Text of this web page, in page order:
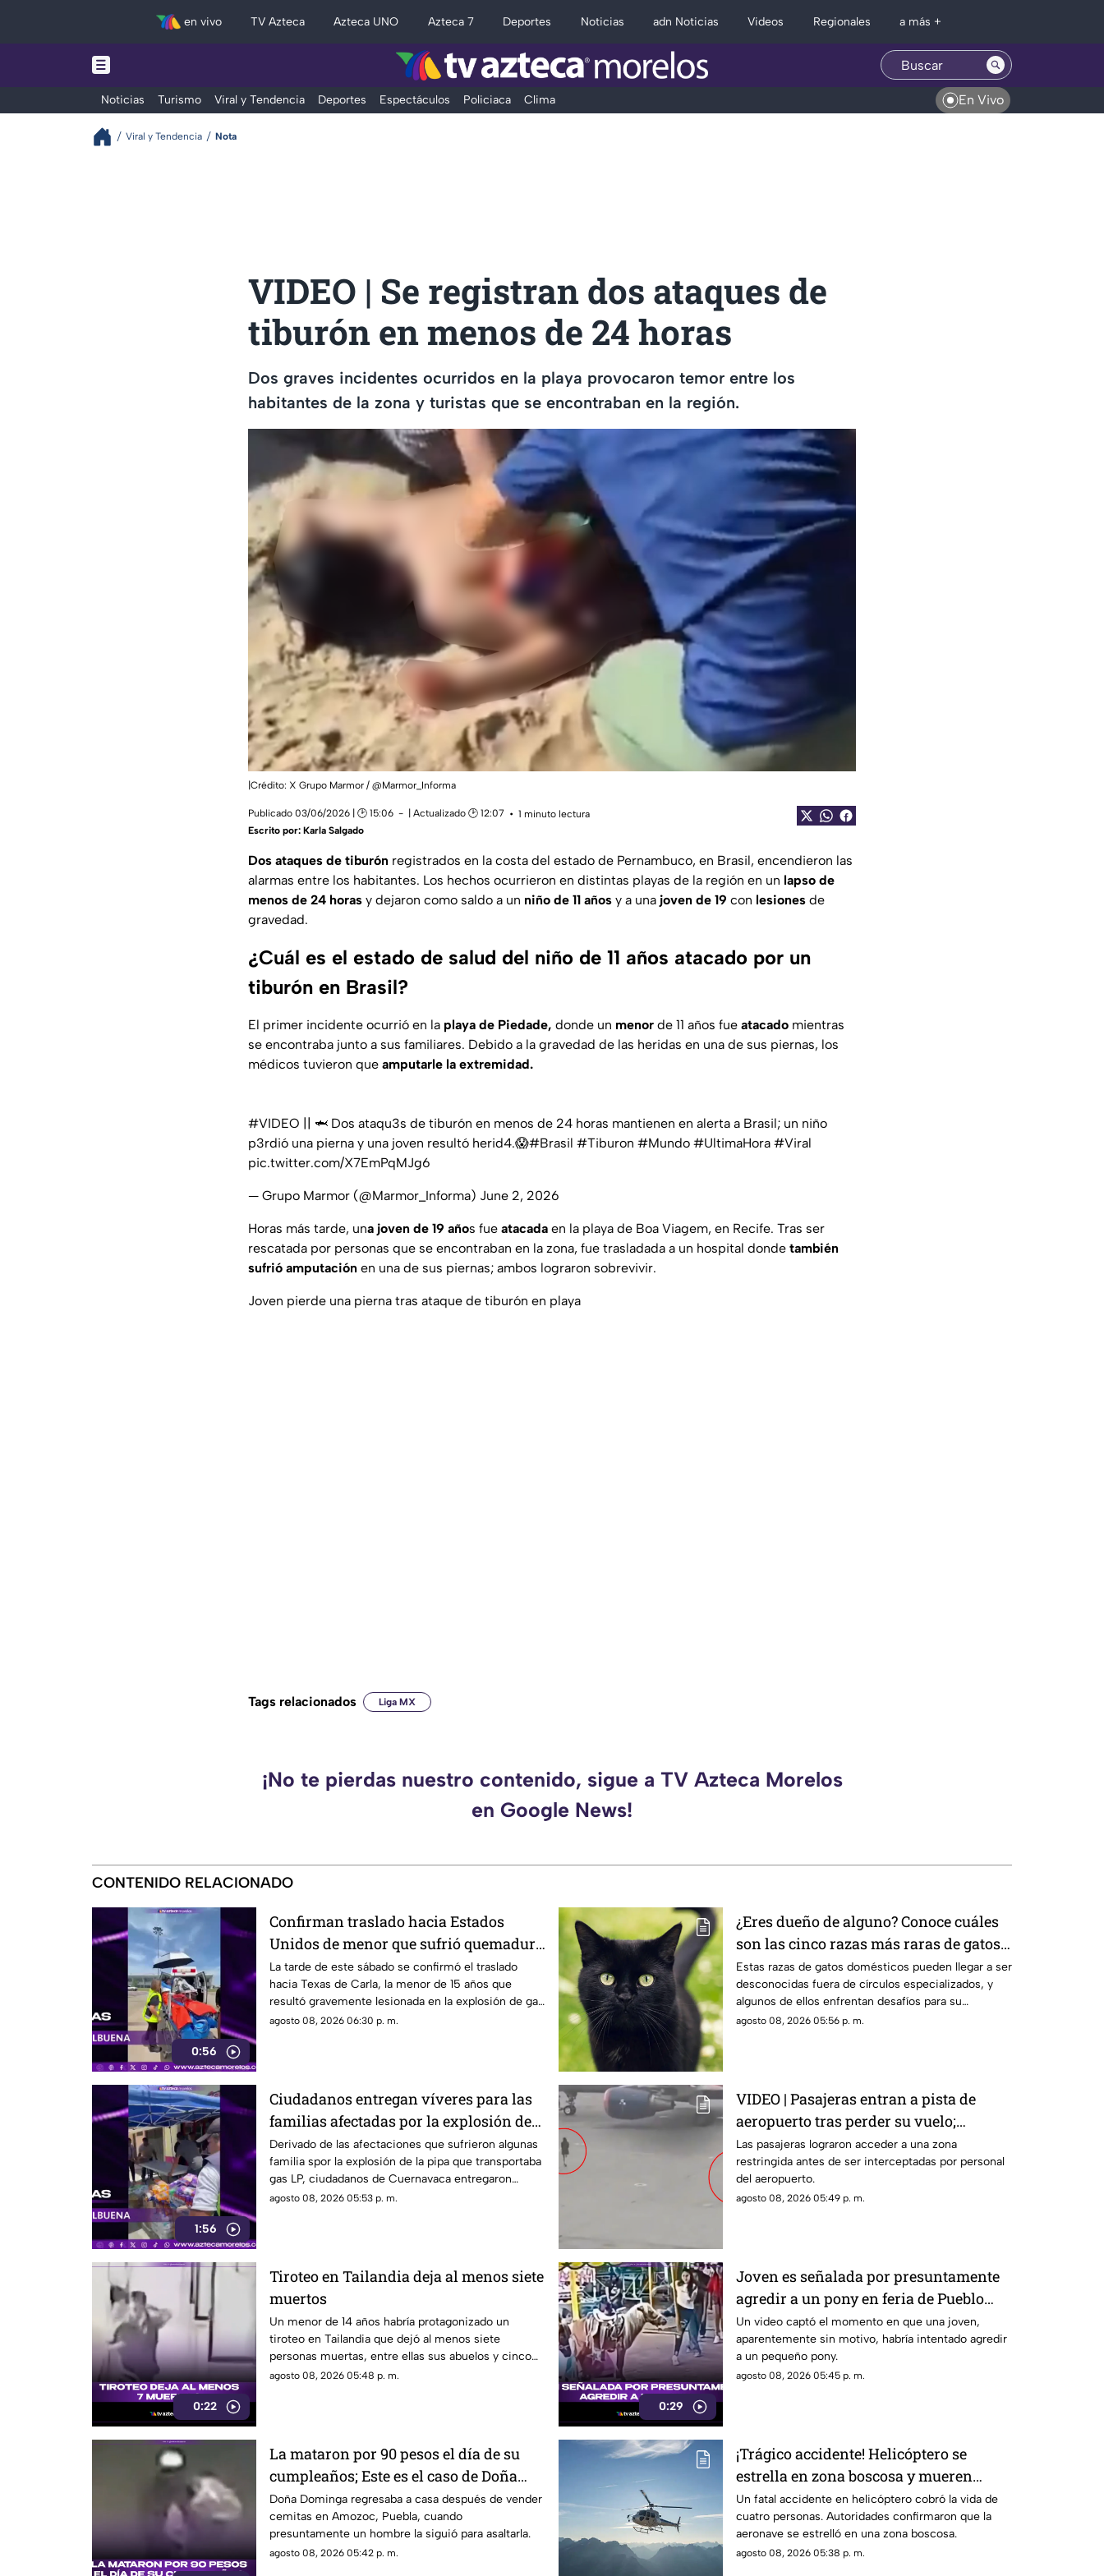
en vivo TV Azteca Azteca UNO Azteca 7 Deportes Noticias adn Noticias Videos Regionales a más +
Noticias Turismo Viral y Tendencia Deportes Espectáculos Policiaca Clima En Vivo
Viral y Tendencia Nota
VIDEO | Se registran dos ataques de
tiburón en menos de 24 horas
Dos graves incidentes ocurridos en la playa provocaron temor entre los
habitantes de la zona y turistas que se encontraban en la región.
|Crédito: X Grupo Marmor / @Marmor_Informa
Publicado 03/06/2026 | 🕑 15:06 | Actualizado 🕑 12:07
1 minuto lectura
Escrito por: Karla Salgado
Dos ataques de tiburón registrados en la costa del estado de Pernambuco, en Brasil, encendieron las
alarmas entre los habitantes. Los hechos ocurrieron en distintas playas de la región en un lapso de
menos de 24 horas y dejaron como saldo a un niño de 11 años y a una joven de 19 con lesiones de
gravedad.
¿Cuál es el estado de salud del niño de 11 años atacado por un
tiburón en Brasil?
El primer incidente ocurrió en la playa de Piedade, donde un menor de 11 años fue atacado mientras
se encontraba junto a sus familiares. Debido a la gravedad de las heridas en una de sus piernas, los
médicos tuvieron que amputarle la extremidad.
#VIDEO || 🦈 Dos ataqu3s de tiburón en menos de 24 horas mantienen en alerta a Brasil; un niño
p3rdió una pierna y una joven resultó herid4.😱#Brasil #Tiburon #Mundo #UltimaHora #Viral
pic.twitter.com/X7EmPqMJg6
— Grupo Marmor (@Marmor_Informa) June 2, 2026
Horas más tarde, una joven de 19 años fue atacada en la playa de Boa Viagem, en Recife. Tras ser
rescatada por personas que se encontraban en la zona, fue trasladada a un hospital donde también
sufrió amputación en una de sus piernas; ambos lograron sobrevivir.
Joven pierde una pierna tras ataque de tiburón en playa
Tags relacionados Liga MX
¡No te pierdas nuestro contenido, sigue a TV Azteca Morelos
en Google News!
CONTENIDO RELACIONADO
0:56
Confirman traslado hacia Estados
Unidos de menor que sufrió quemadura
en la explosión de gas LP en
Cuernavaca
La tarde de este sábado se confirmó el traslado
hacia Texas de Carla, la menor de 15 años que
resultó gravemente lesionada en la explosión de gas
en Cuernavaca.
agosto 08, 2026 06:30 p. m.
¿Eres dueño de alguno? Conoce cuáles
son las cinco razas más raras de gatos
domésticos en todo el mundo
Estas razas de gatos domésticos pueden llegar a ser
desconocidas fuera de círculos especializados, y
algunos de ellos enfrentan desafíos para su
preservación.
agosto 08, 2026 05:56 p. m.
1:56
Ciudadanos entregan víveres para las
familias afectadas por la explosión de
pipa en Cuernavaca
Derivado de las afectaciones que sufrieron algunas
familia spor la explosión de la pipa que transportaba
gas LP, ciudadanos de Cuernavaca entregaron
víveres en la zona.
agosto 08, 2026 05:53 p. m.
VIDEO | Pasajeras entran a pista de
aeropuerto tras perder su vuelo;
autoridades logran detenerlas
Las pasajeras lograron acceder a una zona
restringida antes de ser interceptadas por personal
del aeropuerto.
agosto 08, 2026 05:49 p. m.
0:22
Tiroteo en Tailandia deja al menos siete
muertos
Un menor de 14 años habría protagonizado un
tiroteo en Tailandia que dejó al menos siete
personas muertas, entre ellas sus abuelos y cinco
personas en una escuela.
agosto 08, 2026 05:48 p. m.
0:29
Joven es señalada por presuntamente
agredir a un pony en feria de Pueblo
Mágico
Un video captó el momento en que una joven,
aparentemente sin motivo, habría intentado agredir
a un pequeño pony.
agosto 08, 2026 05:45 p. m.
La mataron por 90 pesos el día de su
cumpleaños; Este es el caso de Doña
Dominga
Doña Dominga regresaba a casa después de vender
cemitas en Amozoc, Puebla, cuando
presuntamente un hombre la siguió para asaltarla.
agosto 08, 2026 05:42 p. m.
¡Trágico accidente! Helicóptero se
estrella en zona boscosa y mueren
cuatro personas
Un fatal accidente en helicóptero cobró la vida de
cuatro personas. Autoridades confirmaron que la
aeronave se estrelló en una zona boscosa.
agosto 08, 2026 05:38 p. m.